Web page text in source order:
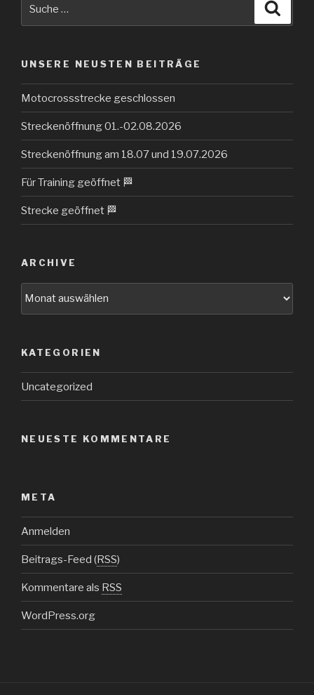
UNSERE NEUSTEN BEITRÄGE
Motocrossstrecke geschlossen
Streckenöffnung 01.-02.08.2026
Streckenöffnung am 18.07 und 19.07.2026
Für Training geöffnet 🏁
Strecke geöffnet 🏁
ARCHIVE
Archive
KATEGORIEN
Uncategorized
NEUESTE KOMMENTARE
META
Anmelden
Beitrags-Feed (RSS)
Kommentare als RSS
WordPress.org